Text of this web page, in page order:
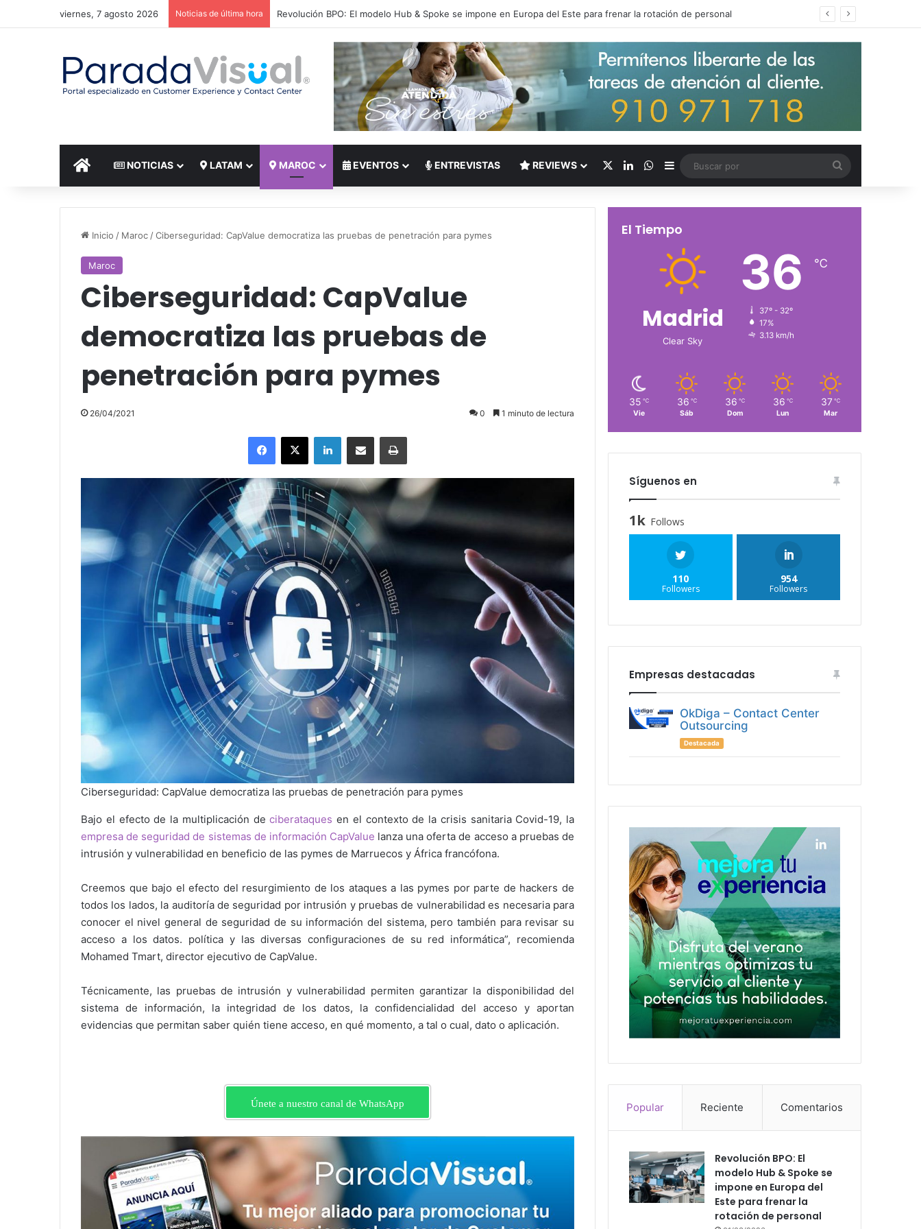
viernes, 7 agosto 2026 Noticias de última hora El reto del Nearshoring: Crisis de talento bilingüe en Centroamérica dispara los salarios de entrada un 15%
INICIO NOTICIAS LATAM MAROC EVENTOS ENTREVISTAS REVIEWS LinkedInWhatsApp
Barra lateral
por
Inicio / Maroc/Ciberseguridad: CapValue democratiza las pruebas de penetración para pymes
Maroc
Ciberseguridad: CapValue
democratiza las pruebas de
penetración para pymes
26/04/2021 0 1 minuto de lectura
Facebook
X LinkedInCompartir por correo electrónicoImprimir
Ciberseguridad: CapValue democratiza las pruebas de penetración para pymes
Bajo el efecto de la multiplicación deciberataques en el contexto de la crisis sanitaria Covid-19, la
empresa de seguridad de sistemas de información CapValue lanza una oferta de acceso a pruebas de
intrusión y vulnerabilidad en beneficio de las pymes de Marruecos y África francófona.
Creemos que bajo el efecto del resurgimiento de los ataques a las pymes por parte de hackers de
todos los lados, la auditoría de seguridad por intrusión y pruebas de vulnerabilidad es necesaria para
conocer el nivel general de seguridad de su información del sistema, pero también para revisar su
acceso a los datos. política y las diversas configuraciones de su red informática”, recomienda
Mohamed Tmart, director ejecutivo de CapValue.
Técnicamente, las pruebas de intrusión y vulnerabilidad permiten garantizar la disponibilidad del
sistema de información, la integridad de los datos, la confidencialidad del acceso y aportan
evidencias que permitan saber quién tiene acceso, en qué momento, a tal o cual, dato o aplicación.
Únete a nuestro canal de WhatsApp
El Tiempo
Madrid
Clear Sky
36 ℃
37º - 32º
17%
3.13 km/h
35 ℃
Vie
36 ℃
Sáb
36 ℃
Dom
36 ℃
Lun
37 ℃
Mar
Síguenos en
1k Follows
110
Followers
954
Followers
Empresas destacadas
OkDiga – Contact Center
Outsourcing
Destacada
Popular Reciente Comentarios
Revolución BPO: El
modelo Hub & Spoke se
impone en Europa del
Este para frenar la
rotación de personal